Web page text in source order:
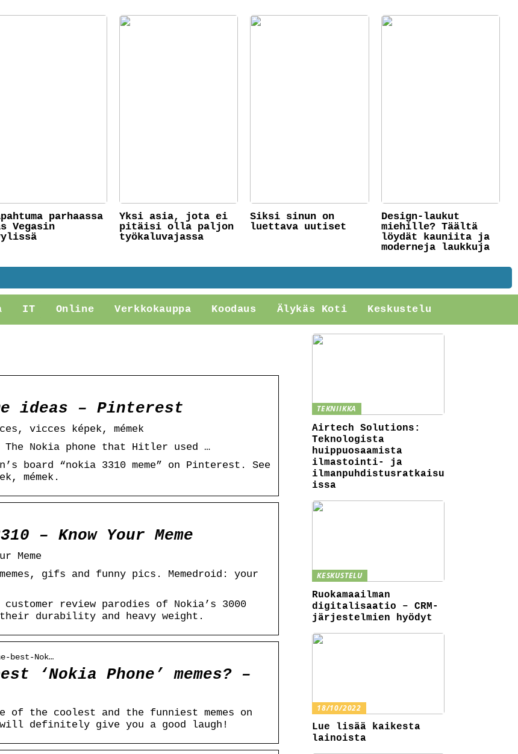
parhaassa
Vegasin
Yksi asia, jota ei
pitäisi olla paljon
työkaluvajassa
Siksi sinun on
luettava uutiset
Design-laukut
miehille? Täältä
löydät kauniita ja
moderneja laukkuja
IT Online Verkkokauppa Koodaus Älykäs Koti Keskustelu
ideas – Pinterest
vicces képek, mémek
The Nokia phone that Hitler used …
board “nokia 3310 meme” on Pinterest. See
mémek.
– Know Your Meme
Meme
gifs and funny pics. Memedroid: your
review parodies of Nokia’s 3000
durability and heavy weight.
best-Nok…
‘Nokia Phone’ memes? –
of the coolest and the funniest memes on
will definitely give you a good laugh!
TEKNIIKKA
Airtech Solutions:
Teknologista
huippuosaamista
ilmastointi- ja
ilmanpuhdistusratkaisu
issa
KESKUSTELU
Ruokamaailman
digitalisaatio – CRM-
järjestelmien hyödyt
18/10/2022
Lue lisää kaikesta
lainoista